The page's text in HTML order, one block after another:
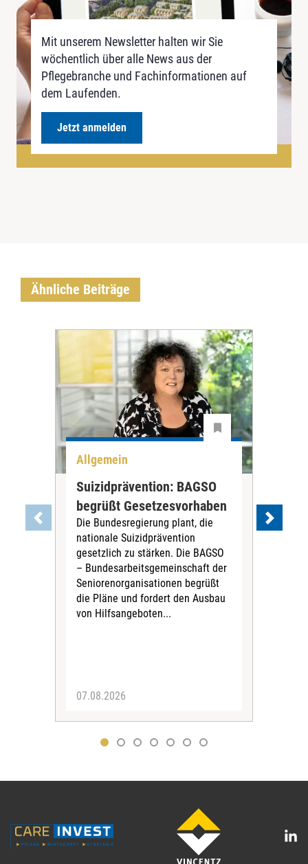
Mit unserem Newsletter halten wir Sie
wöchentlich über alle News aus der
Pflegebranche und Fachinformationen auf
dem Laufenden.
Jetzt anmelden
Ähnliche Beiträge
Allgemein
Suizidprävention: BAGSO
begrüßt Gesetzesvorhaben
Die Bundesregierung plant, die
nationale Suizidprävention
gesetzlich zu stärken. Die BAGSO
– Bundesarbeitsgemeinschaft der
Seniorenorganisationen begrüßt
die Pläne und fordert den Ausbau
von Hilfsangeboten...
07.08.2026